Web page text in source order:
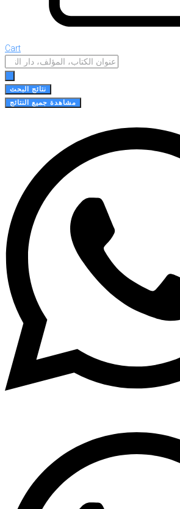
Cart
Search
نتائج البحث
مشاهدة جميع النتائج